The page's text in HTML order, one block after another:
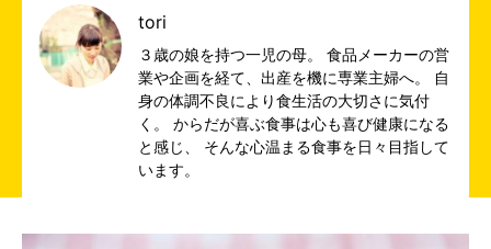
tori
３歳の娘を持つ一児の母。 食品メーカーの営
業や企画を経て、出産を機に専業主婦へ。 自
身の体調不良により食生活の大切さに気付
く。 からだが喜ぶ食事は心も喜び健康になる
と感じ、 そんな心温まる食事を日々目指して
います。